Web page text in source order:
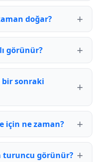
doğar?
görünür?
bir sonraki
için ne zaman?
turuncu görünür?